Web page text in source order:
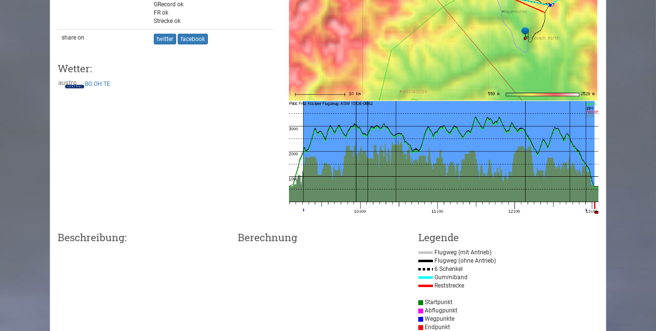
GRecord ok
FR ok
Strecke ok
share on twitter facebook
Wetter:
BO OH TE
Beschreibung: Berechnung Legende
Flugweg (mit Antrieb)
Flugweg (ohne Antrieb)
6 Schenkel
Gummiband
Reststrecke
Startpunkt
Abflugpunkt
Wegpunkte
Endpunkt